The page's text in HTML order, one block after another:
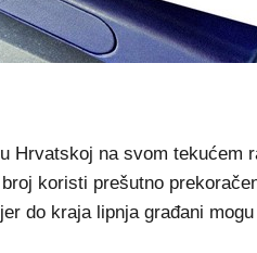
Hrvatskoj na svom tekućem
koristi prešutno
do kraja lipnja građani